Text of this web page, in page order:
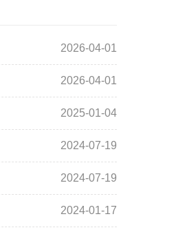
2026-04-01
2026-04-01
2025-01-04
2024-07-19
2024-07-19
2024-01-17